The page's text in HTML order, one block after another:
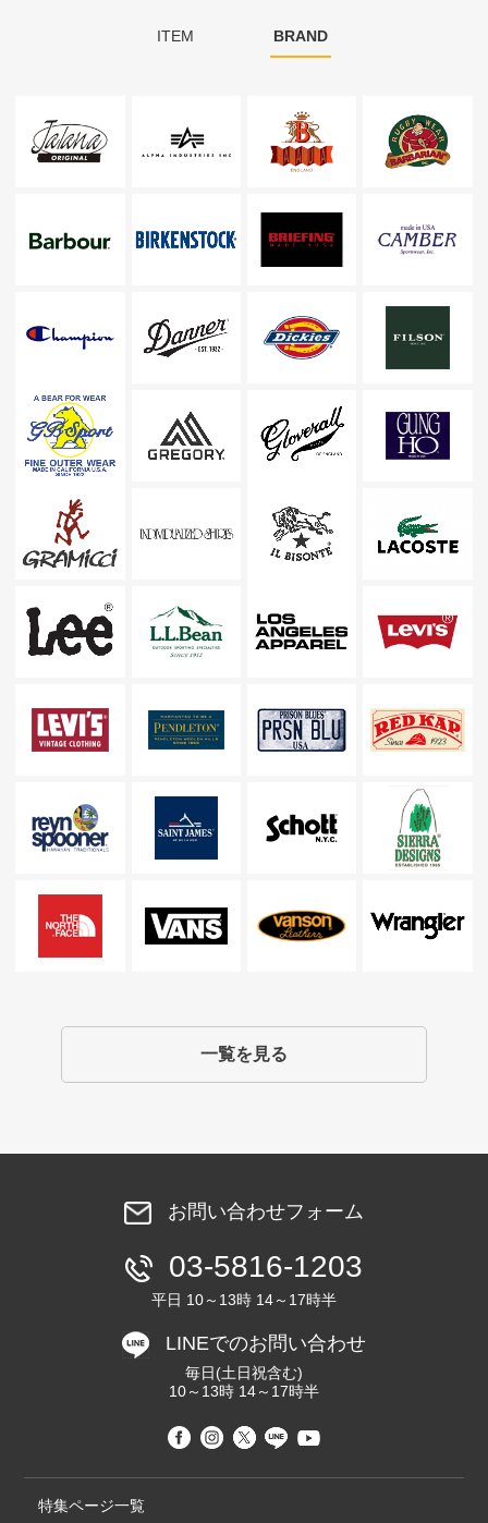
ITEM BRAND
一覧を見る
お問い合わせフォーム
03-5816-1203
平日 10～13時 14～17時半
LINEでのお問い合わせ
毎日(土日祝含む)
10～13時 14～17時半
特集ページ一覧